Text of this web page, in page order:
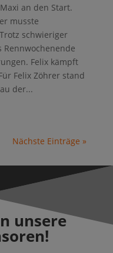
an den Start.
musste
schwieriger
Felix kämpft
Felix Zöhrer stand
der...
Nächste Einträge »
unsere